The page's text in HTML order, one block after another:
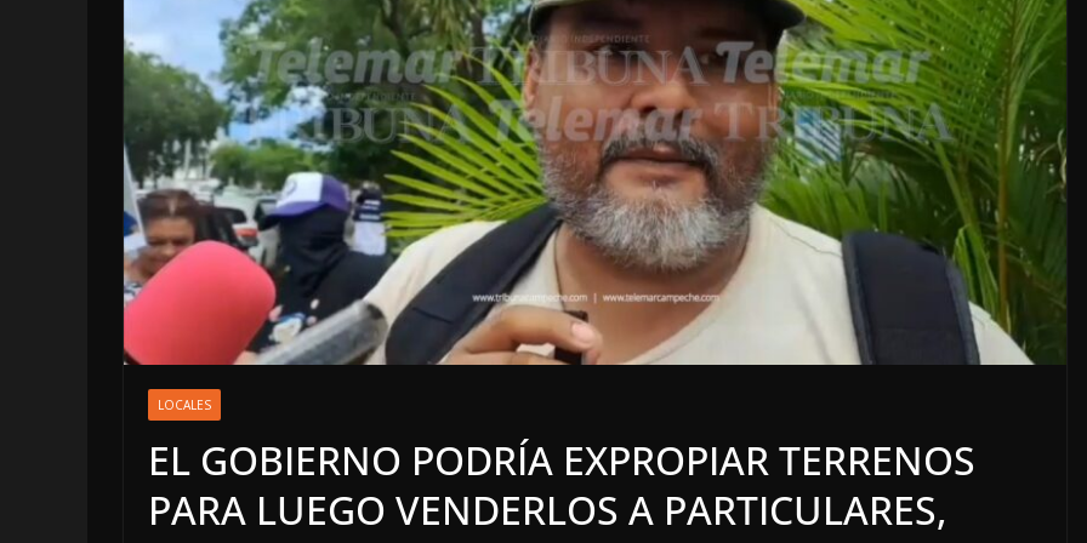
LOCALES
EL GOBIERNO PODRÍA EXPROPIAR TERRENOS
PARA LUEGO VENDERLOS A PARTICULARES,
LOCALES OPINIÓN
6 agosto, 2026
LOCALES OPINIÓN
7 agosto, 2026